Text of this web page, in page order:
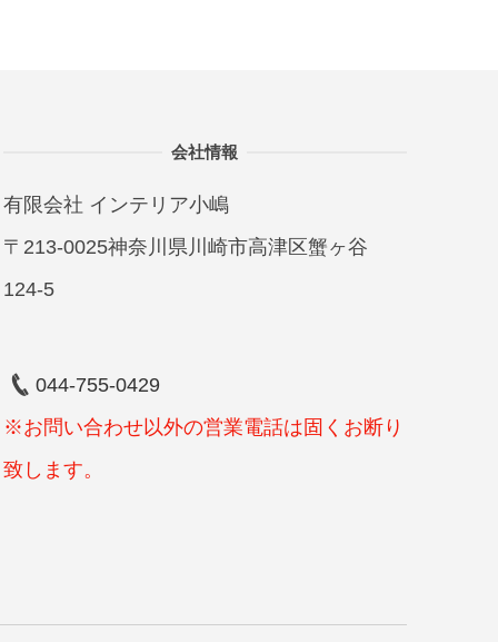
会社情報
有限会社 インテリア小嶋
〒213-0025神奈川県川崎市高津区蟹ヶ谷
124-5
044-755-0429
※お問い合わせ以外の営業電話は固くお断り
致します。